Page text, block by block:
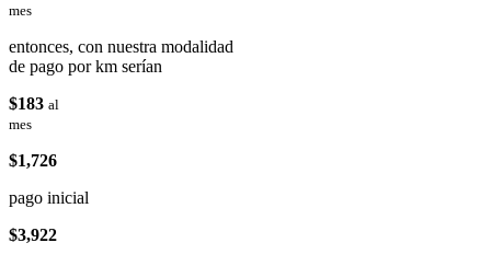
mes
entonces, con nuestra modalidad
de pago por km serían
$183 al
mes
$1,726
pago inicial
$3,922